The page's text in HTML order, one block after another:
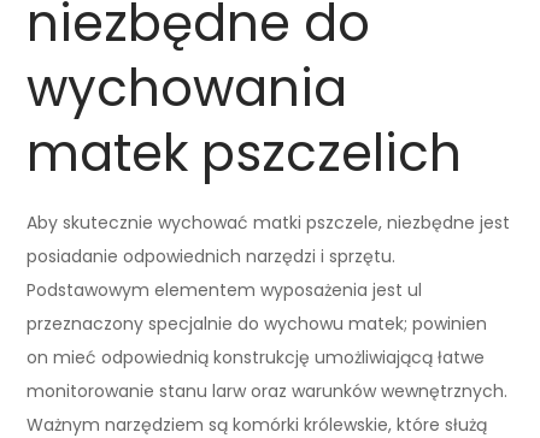
niezbędne do
wychowania
matek pszczelich
Aby skutecznie wychować matki pszczele, niezbędne jest
posiadanie odpowiednich narzędzi i sprzętu.
Podstawowym elementem wyposażenia jest ul
przeznaczony specjalnie do wychowu matek; powinien
on mieć odpowiednią konstrukcję umożliwiającą łatwe
monitorowanie stanu larw oraz warunków wewnętrznych.
Ważnym narzędziem są komórki królewskie, które służą